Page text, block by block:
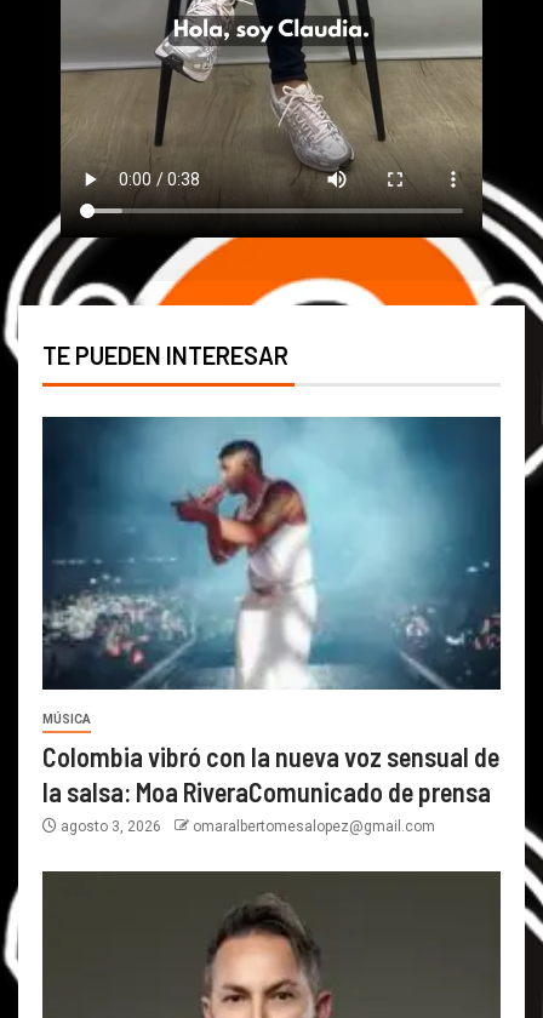
TE PUEDEN INTERESAR
MÚSICA
Colombia vibró con la nueva voz sensual de
la salsa: Moa RiveraComunicado de prensa
agosto 3, 2026 omaralbertomesalopez@gmail.com